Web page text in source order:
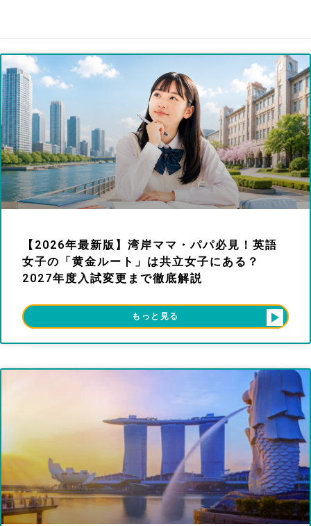
【2026年最新版】湾岸ママ・パパ必見！英語
女子の「黄金ルート」は共立女子にある？
2027年度入試変更まで徹底解説
もっと見る